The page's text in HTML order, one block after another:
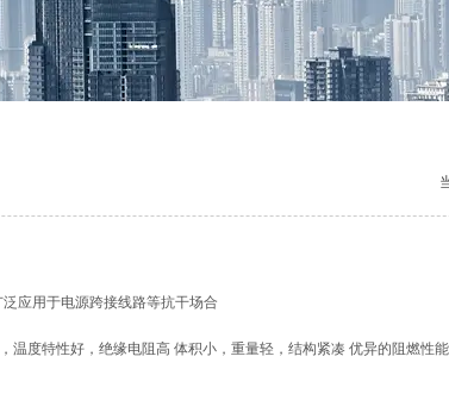
泛应用于电源跨接线路等抗干场合
温度特性好，绝缘电阻高 体积小，重量轻，结构紧凑 优异的阻燃性